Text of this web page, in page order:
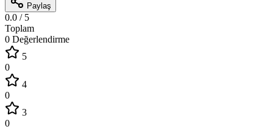
Paylaş
0.0 / 5
Toplam
0 Değerlendirme
5
0
4
0
3
0